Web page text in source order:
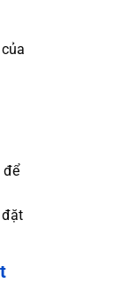
để
đặt